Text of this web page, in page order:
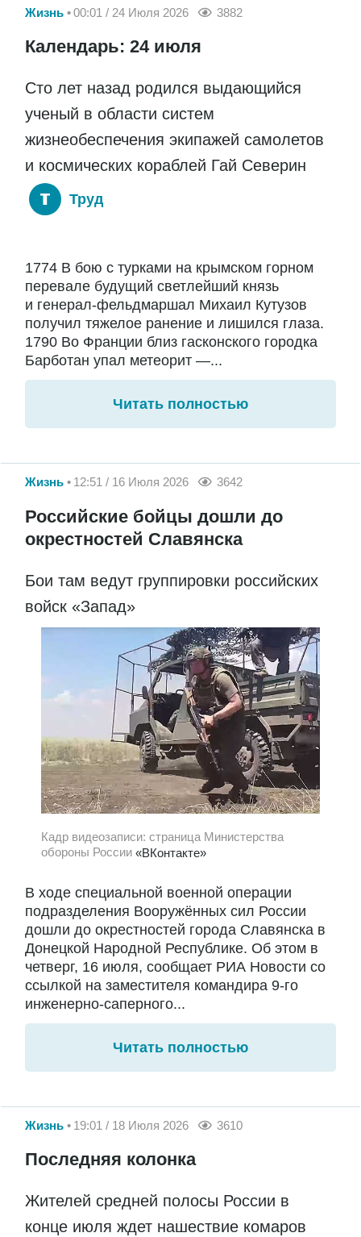
Жизнь 00:01 / 24 Июля 2026 3882
Календарь: 24 июля
Сто лет назад родился выдающийся
ученый в области систем
жизнеобеспечения экипажей самолетов
и космических кораблей Гай Северин
Труд
1774 В бою с турками на крымском горном
перевале будущий светлейший князь
и генерал-фельдмаршал Михаил Кутузов
получил тяжелое ранение и лишился глаза.
1790 Во Франции близ гасконского городка
Барботан упал метеорит —...
Читать полностью
Жизнь 12:51 / 16 Июля 2026 3642
Российские бойцы дошли до
окрестностей Славянска
Бои там ведут группировки российских
войск «Запад»
Кадр видеозаписи: страница Министерства
обороны России «ВКонтакте»
В ходе специальной военной операции
подразделения Вооружённых сил России
дошли до окрестностей города Славянска в
Донецкой Народной Республике. Об этом в
четверг, 16 июля, сообщает РИА Новости со
ссылкой на заместителя командира 9-го
инженерно-саперного...
Читать полностью
Жизнь 19:01 / 18 Июля 2026 3610
Последняя колонка
Жителей средней полосы России в
конце июля ждет нашествие комаров